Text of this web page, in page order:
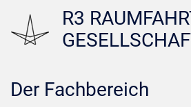
R3
Der Fachbereich